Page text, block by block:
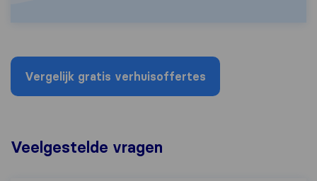
Vergelijk gratis verhuisoffertes
Veelgestelde vragen